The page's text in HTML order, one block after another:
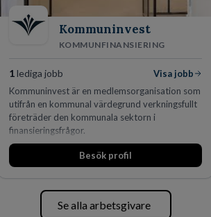
Kommuninvest
KOMMUNFINANSIERING
1lediga jobb
Visa jobb
Kommuninvest är en medlemsorganisation som
utifrån en kommunal värdegrund verkningsfullt
företräder den kommunala sektorn i
finansieringsfrågor.
Besök profil
Se alla arbetsgivare